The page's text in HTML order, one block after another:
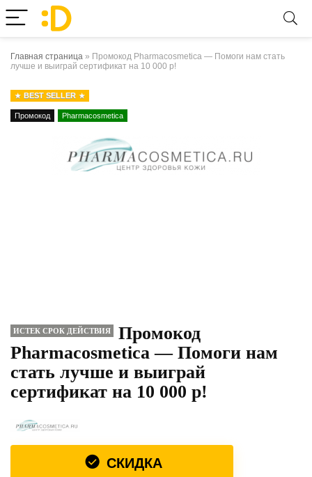
Главная страница » Промокод Pharmacosmetica — Помоги нам стать
лучше и выиграй сертификат на 10 000 р!
BEST SELLER
Промокод Pharmacosmetica
ИСТЕК СРОК ДЕЙСТВИЯ
Промокод
Pharmacosmetica — Помоги нам
стать лучше и выиграй
сертификат на 10 000 р!
СКИДКА